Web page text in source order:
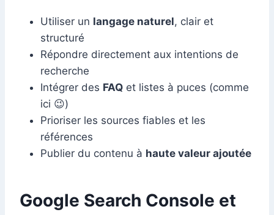
Utiliser un langage naturel, clair et
structuré
Répondre directement aux intentions de
recherche
Intégrer des FAQ et listes à puces (comme
ici 😉)
Prioriser les sources fiables et les
références
Publier du contenu à haute valeur ajoutée
Google Search Console et